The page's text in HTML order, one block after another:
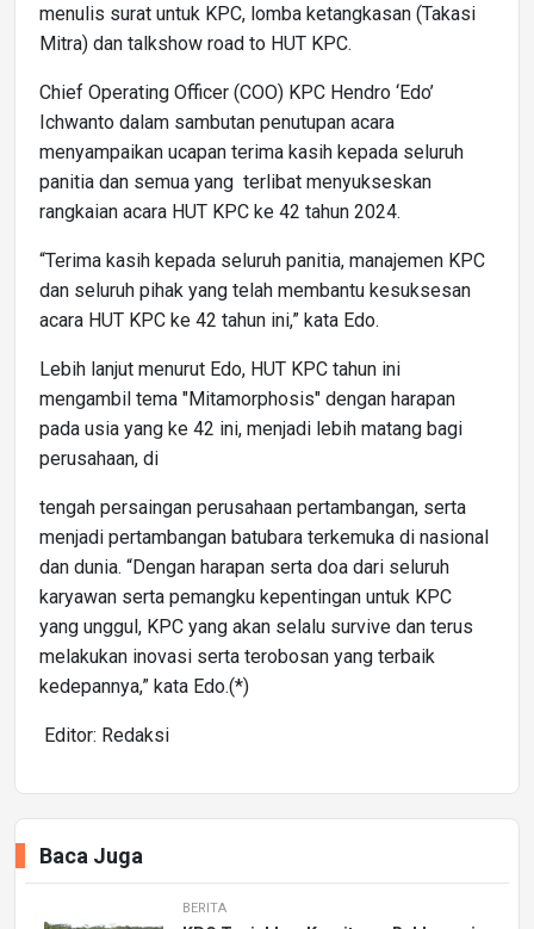
menulis surat untuk KPC, lomba ketangkasan (Takasi
Mitra) dan talkshow road to HUT KPC.
Chief Operating Officer (COO) KPC Hendro ‘Edo’
Ichwanto dalam sambutan penutupan acara
menyampaikan ucapan terima kasih kepada seluruh
panitia dan semua yang terlibat menyukseskan
rangkaian acara HUT KPC ke 42 tahun 2024.
“Terima kasih kepada seluruh panitia, manajemen KPC
dan seluruh pihak yang telah membantu kesuksesan
acara HUT KPC ke 42 tahun ini,” kata Edo.
Lebih lanjut menurut Edo, HUT KPC tahun ini
mengambil tema "Mitamorphosis" dengan harapan
pada usia yang ke 42 ini, menjadi lebih matang bagi
perusahaan, di
tengah persaingan perusahaan pertambangan, serta
menjadi pertambangan batubara terkemuka di nasional
dan dunia. “Dengan harapan serta doa dari seluruh
karyawan serta pemangku kepentingan untuk KPC
yang unggul, KPC yang akan selalu survive dan terus
melakukan inovasi serta terobosan yang terbaik
kedepannya,” kata Edo.(*)
Editor: Redaksi
Baca Juga
BERITA